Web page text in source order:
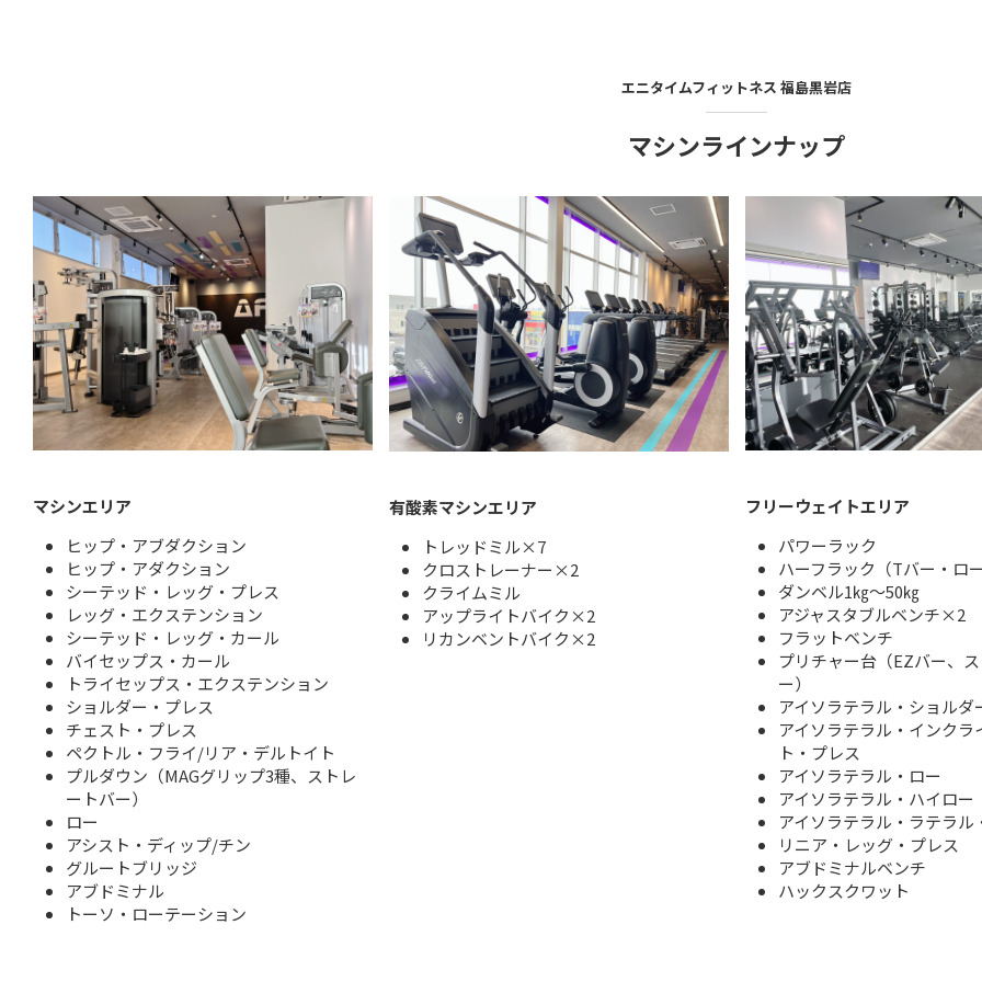
エニタイムフィットネス 福島黒岩店
マシンラインナップ
マシンエリア
ヒップ・アブダクション
ヒップ・アダクション
シーテッド・レッグ・プレス
レッグ・エクステンション
シーテッド・レッグ・カール
バイセップス・カール
トライセップス・エクステンション
ショルダー・プレス
チェスト・プレス
ペクトル・フライ/リア・デルトイト
プルダウン（MAGグリップ3種、ストレ
ートバー）
ロー
アシスト・ディップ/チン
グルートブリッジ
アブドミナル
トーソ・ローテーション
有酸素マシンエリア
トレッドミル×7
クロストレーナー×2
クライムミル
アップライトバイク×2
リカンベントバイク×2
フリーウェイトエリア
パワーラック
ハーフラック（Tバー・ロ
ダンベル1㎏～50㎏
アジャスタブルベンチ×2
フラットベンチ
プリチャー台（EZバー、
ー）
アイソラテラル・ショルダ
アイソラテラル・インクラ
ト・プレス
アイソラテラル・ロー
アイソラテラル・ハイロー
アイソラテラル・ラテラル
リニア・レッグ・プレス
アブドミナルベンチ
ハックスクワット